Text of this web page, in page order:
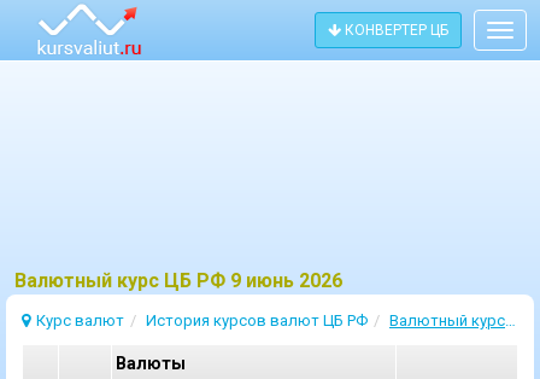
КОНВЕРТЕР ЦБ
Bалютный курс ЦБ РФ 9 июнь 2026
Курс валют История курсов валют ЦБ РФ Валютный курс 9 Июнь 2026
Валюты